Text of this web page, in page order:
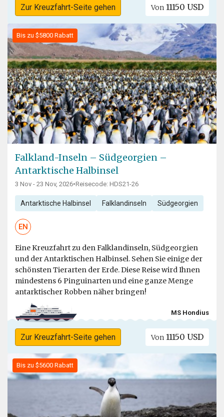
Zur Kreuzfahrt-Seite gehen Von 11150 USD
Bis zu $5800 Rabatt
Falkland-Inseln – Südgeorgien –
Antarktische Halbinsel
3 Nov - 23 Nov, 2026•Reisecode: HDS21-26
Antarktische Halbinsel Falklandinseln Südgeorgien
EN
Eine Kreuzfahrt zu den Falklandinseln, Südgeorgien
und der Antarktischen Halbinsel. Sehen Sie einige der
schönsten Tierarten der Erde. Diese Reise wird Ihnen
mindestens 6 Pinguinarten und eine ganze Menge
antarktischer Robben näher bringen!
MS Hondius
Zur Kreuzfahrt-Seite gehen Von 11150 USD
Bis zu $5600 Rabatt